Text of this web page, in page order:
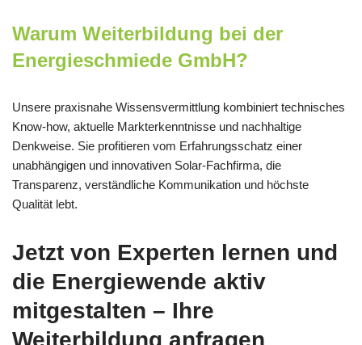
Warum Weiterbildung bei der
Energieschmiede GmbH?
Unsere praxisnahe Wissensvermittlung kombiniert technisches
Know-how, aktuelle Markterkenntnisse und nachhaltige
Denkweise. Sie profitieren vom Erfahrungsschatz einer
unabhängigen und innovativen Solar-Fachfirma, die
Transparenz, verständliche Kommunikation und höchste
Qualität lebt.
Jetzt von Experten lernen und
die Energiewende aktiv
mitgestalten – Ihre
Weiterbildung anfragen